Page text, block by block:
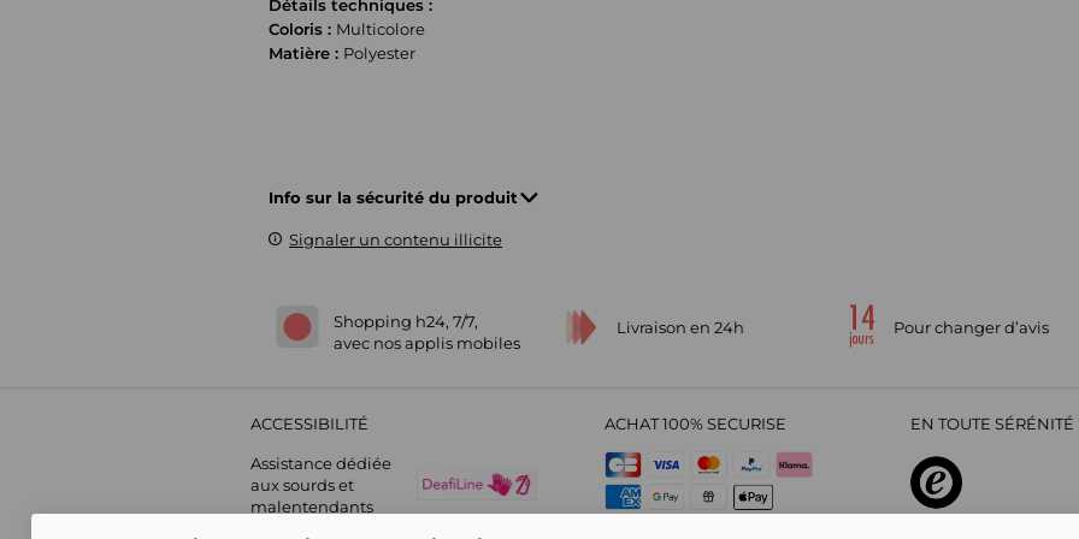
Détails techniques :
Coloris : Multicolore
Matière : Polyester
Info sur la sécurité du produit
Signaler un contenu illicite
Shopping h24, 7/7,
avec nos applis mobiles
Livraison en 24h Pour changer d’avis
ACCESSIBILITÉ
Assistance dédiée
aux sourds et
malentendants
ACHAT 100% SECURISE EN TOUTE SÉRÉNITÉ